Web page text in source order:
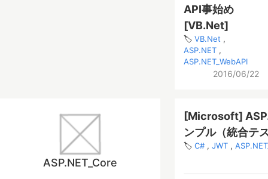
API事始め
[VB.Net]
VB.Net
ASP.NET
ASP.NET_WebAPI
2016/06/22
ASP.NET_Core
[Microsoft]
ンプル（統合テ
C# JWT